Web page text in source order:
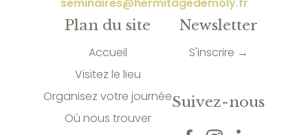
Plan du site
Accueil
Visitez le lieu
Organisez votre journée
Où nous trouver
Newsletter
S'inscrire →
Suivez-nous